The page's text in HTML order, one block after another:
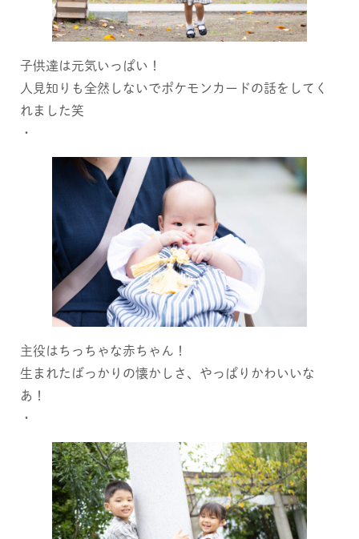
子供達は元気いっぱい！
人見知りも全然しないでポケモンカードの話をしてく
れました笑
・
主役はちっちゃな赤ちゃん！
生まれたばっかりの懐かしさ、やっぱりかわいいな
あ！
・